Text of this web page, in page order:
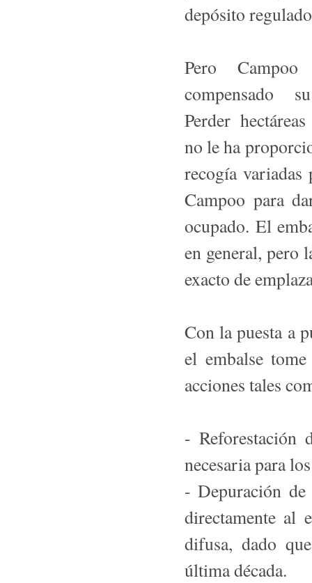
depósito
Pero
compensado
Perder
no le ha
recogía
Campoo para
ocupado. El
en general, pero
exacto de
Con la puesta a
el embalse
acciones tales
- Reforestación
necesaria para
- Depuración de
directamente al
difusa, dado
última década.